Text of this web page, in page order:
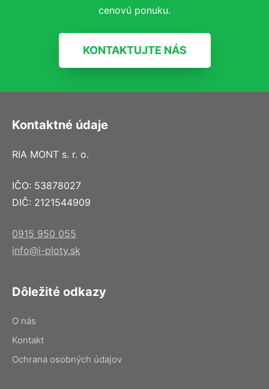
cenovú ponuku.
KONTAKTUJTE NÁS
Kontaktné údaje
RIA MONT s. r. o.
IČO: 53878027
DIČ: 2121544909
0915 950 055
info@i-ploty.sk
Dôležité odkazy
O nás
Kontakt
Ochrana osobných údajov